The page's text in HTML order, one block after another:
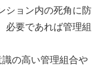
ション内の死角に防
必要であれば管理組
の高い管理組合や